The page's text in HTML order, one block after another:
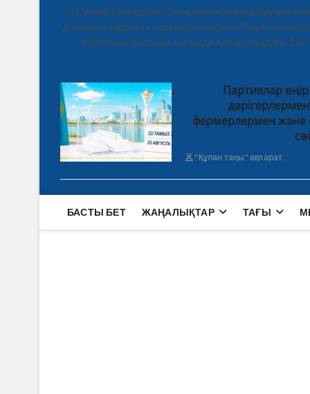
41 ViewsТеледебат: білім, еңбек және даму
ұсынысы «Әділет» партиясының өкілі Рауан
бірлескен бастама аясында Қазақстандағы
Партиялар
фермерлермен және
"Құлан таңы" ақпарат.
БАСТЫ БЕТ ЖАҢАЛЫҚТАР ТАҒЫ